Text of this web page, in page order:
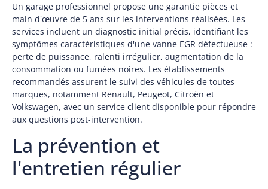
Un garage professionnel propose une garantie pièces et
main d'œuvre de 5 ans sur les interventions réalisées. Les
services incluent un diagnostic initial précis, identifiant les
symptômes caractéristiques d'une vanne EGR défectueuse :
perte de puissance, ralenti irrégulier, augmentation de la
consommation ou fumées noires. Les établissements
recommandés assurent le suivi des véhicules de toutes
marques, notamment Renault, Peugeot, Citroën et
Volkswagen, avec un service client disponible pour répondre
aux questions post-intervention.
La prévention et
l'entretien régulier